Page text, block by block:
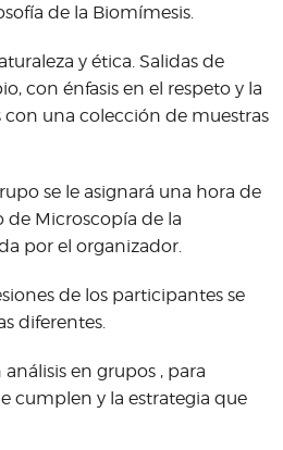
de la Biomímesis.
y ética. Salidas de
con énfasis en el respeto y la
una colección de muestras
se le asignará una hora de
de Microscopía de la
por el organizador.
de los participantes se
diferentes.
en grupos , para
cumplen y la estrategia que